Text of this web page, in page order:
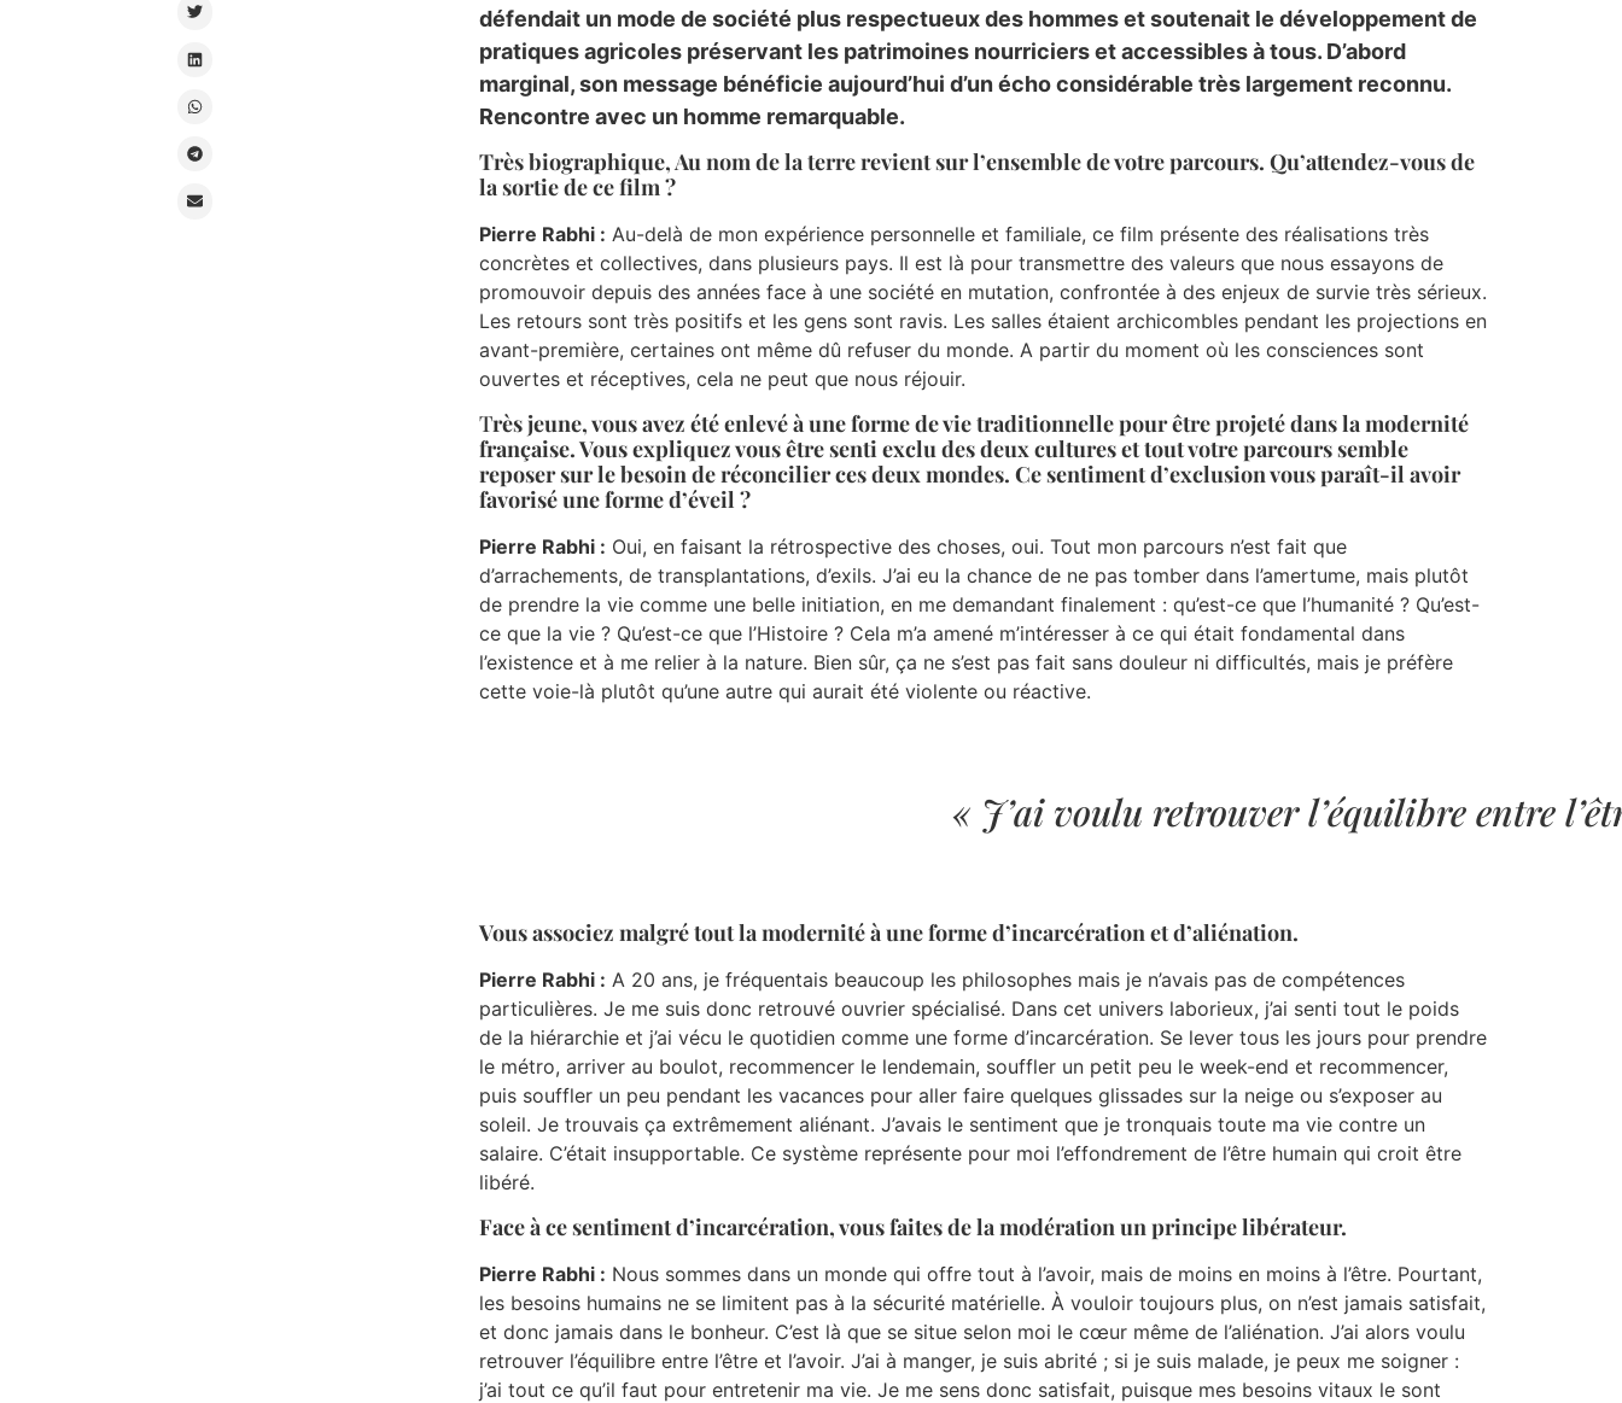
défendait un mode de société plus respectueux des hommes et soutenait le développement de
pratiques agricoles préservant les patrimoines nourriciers et accessibles à tous. D’abord
marginal, son message bénéficie aujourd’hui d’un écho considérable très largement reconnu.
Rencontre avec un homme remarquable.
Très biographique, Au nom de la terre revient sur l’ensemble de votre parcours. Qu’attendez-vous de
la sortie de ce film ?
Pierre Rabhi : Au-delà de mon expérience personnelle et familiale, ce film présente des réalisations très
concrètes et collectives, dans plusieurs pays. Il est là pour transmettre des valeurs que nous essayons de
promouvoir depuis des années face à une société en mutation, confrontée à des enjeux de survie très sérieux.
Les retours sont très positifs et les gens sont ravis. Les salles étaient archicombles pendant les projections en
avant-première, certaines ont même dû refuser du monde. A partir du moment où les consciences sont
ouvertes et réceptives, cela ne peut que nous réjouir.
Très jeune, vous avez été enlevé à une forme de vie traditionnelle pour être projeté dans la modernité
française. Vous expliquez vous être senti exclu des deux cultures et tout votre parcours semble
reposer sur le besoin de réconcilier ces deux mondes. Ce sentiment d’exclusion vous paraît-il avoir
favorisé une forme d’éveil ?
Pierre Rabhi : Oui, en faisant la rétrospective des choses, oui. Tout mon parcours n’est fait que
d’arrachements, de transplantations, d’exils. J’ai eu la chance de ne pas tomber dans l’amertume, mais plutôt
de prendre la vie comme une belle initiation, en me demandant finalement : qu’est-ce que l’humanité ? Qu’est-
ce que la vie ? Qu’est-ce que l’Histoire ? Cela m’a amené m’intéresser à ce qui était fondamental dans
l’existence et à me relier à la nature. Bien sûr, ça ne s’est pas fait sans douleur ni difficultés, mais je préfère
cette voie-là plutôt qu’une autre qui aurait été violente ou réactive.
« J’ai voulu retrouver l’équilibre entre
Vous associez malgré tout la modernité à une forme d’incarcération et d’aliénation.
Pierre Rabhi : A 20 ans, je fréquentais beaucoup les philosophes mais je n’avais pas de compétences
particulières. Je me suis donc retrouvé ouvrier spécialisé. Dans cet univers laborieux, j’ai senti tout le poids
de la hiérarchie et j’ai vécu le quotidien comme une forme d’incarcération. Se lever tous les jours pour prendre
le métro, arriver au boulot, recommencer le lendemain, souffler un petit peu le week-end et recommencer,
puis souffler un peu pendant les vacances pour aller faire quelques glissades sur la neige ou s’exposer au
soleil. Je trouvais ça extrêmement aliénant. J’avais le sentiment que je tronquais toute ma vie contre un
salaire. C’était insupportable. Ce système représente pour moi l’effondrement de l’être humain qui croit être
libéré.
Face à ce sentiment d’incarcération, vous faites de la modération un principe libérateur.
Pierre Rabhi : Nous sommes dans un monde qui offre tout à l’avoir, mais de moins en moins à l’être. Pourtant,
les besoins humains ne se limitent pas à la sécurité matérielle. À vouloir toujours plus, on n’est jamais satisfait,
et donc jamais dans le bonheur. C’est là que se situe selon moi le cœur même de l’aliénation. J’ai alors voulu
retrouver l’équilibre entre l’être et l’avoir. J’ai à manger, je suis abrité ; si je suis malade, je peux me soigner :
j’ai tout ce qu’il faut pour entretenir ma vie. Je me sens donc satisfait, puisque mes besoins vitaux le sont